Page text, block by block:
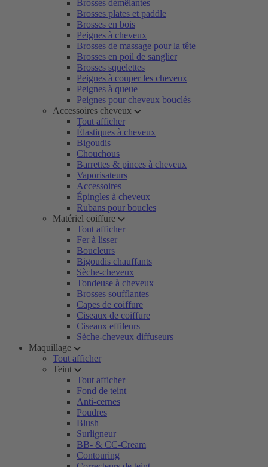
Brosses démêlantes
Brosses plates et paddle
Brosses en bois
Peignes à cheveux
Brosses de massage pour la tête
Brosses en poil de sanglier
Brosses squelettes
Peignes à couper les cheveux
Peignes à queue
Peignes pour cheveux bouclés
Accessoires cheveux
Tout afficher
Élastiques à cheveux
Bigoudis
Chouchous
Barrettes & pinces à cheveux
Vaporisateurs
Accessoires
Épingles à cheveux
Rubans pour boucles
Matériel coiffure
Tout afficher
Fer à lisser
Boucleurs
Bigoudis chauffants
Sèche-cheveux
Tondeuse à cheveux
Brosses soufflantes
Capes de coiffure
Ciseaux de coiffure
Ciseaux effileurs
Sèche-cheveux diffuseurs
Maquillage
Tout afficher
Teint
Tout afficher
Fond de teint
Anti-cernes
Poudres
Blush
Surligneur
BB- & CC-Cream
Contouring